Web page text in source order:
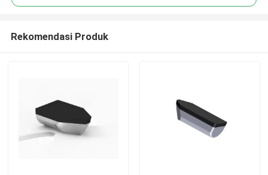
Rekomendasi Produk